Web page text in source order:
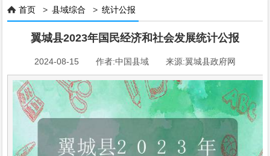
 首页 >县域综合 >统计公报
翼城县2023年国民经济和社会发展统计公报
2024-08-15 作者:中国县域 来源:翼城县政府网